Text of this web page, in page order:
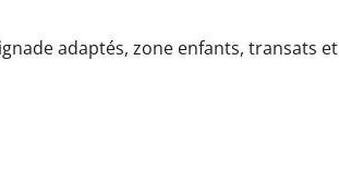
adaptés, zone enfants, transats et